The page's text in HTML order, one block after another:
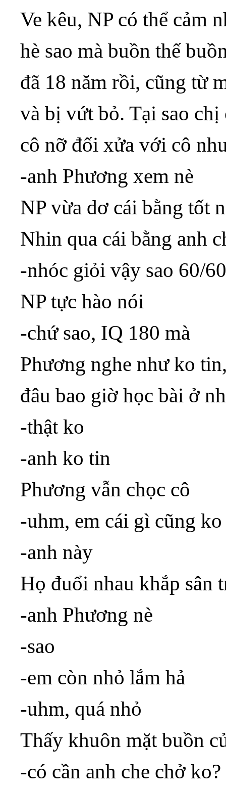
Ve kêu, NP có thể cảm
hè sao mà buồn thế
đã 18 năm rồi, cũng từ
và bị vứt bỏ. Tại sao
cô nỡ đối xửa với cô
-anh Phương xem nè
NP vừa dơ cái bằng tốt
Nhin qua cái bằng anh
-nhóc giỏi vậy sao 60/
NP tực hào nói
-chứ sao, IQ 180 mà
Phương nghe như ko
đâu bao giờ học bài ở
-thật ko
-anh ko tin
Phương vẫn chọc cô
-uhm, em cái gì cũng ko
-anh này
Họ đuổi nhau khắp sân
-anh Phương nè
-sao
-em còn nhỏ lắm hả
-uhm, quá nhỏ
Thấy khuôn mặt buồn
-có cần anh che chở ko?